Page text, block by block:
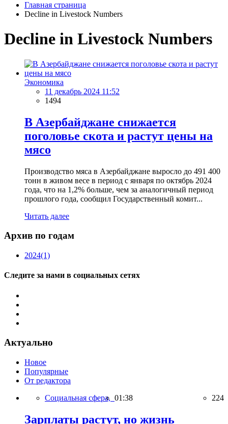
Главная страница
Decline in Livestock Numbers
Decline in Livestock Numbers
Экономика
11 декабрь 2024 11:52
1494
В Азербайджане снижается
поголовье скота и растут цены на
мясо
Производство мяса в Азербайджане выросло до 491 400
тонн в живом весе в период с января по октябрь 2024
года, что на 1,2% больше, чем за аналогичный период
прошлого года, сообщил Государственный комит...
Читать далее
Архив по годам
2024(1)
Следите за нами в социальных сетях
Актуально
Новое
Популярные
От редактора
Социальная сфера, 01:38 224
Зарплаты растут, но жизнь